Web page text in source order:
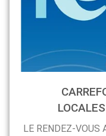
LE RENDEZ-VOUS